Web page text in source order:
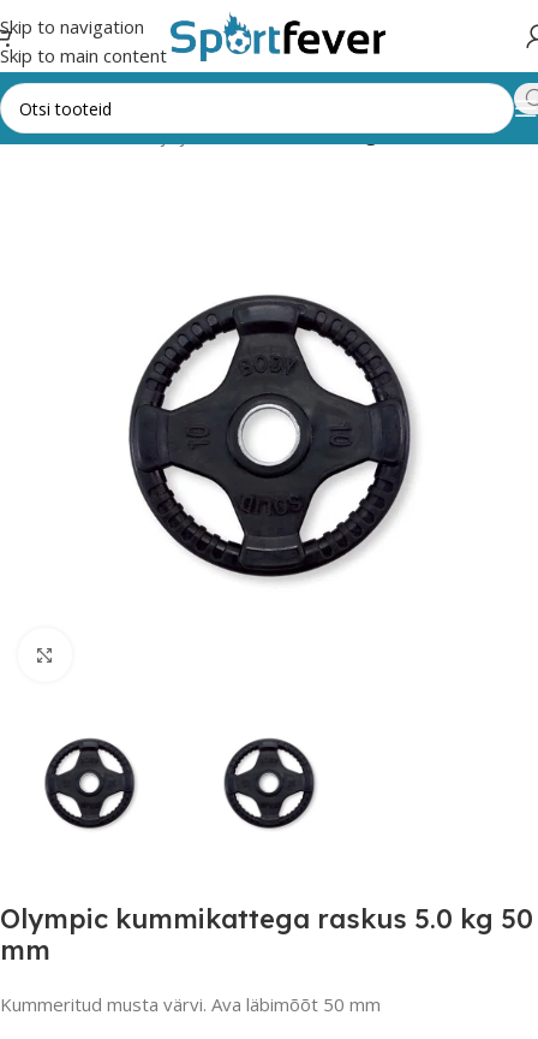
Skip to navigation
Skip to main content
ja jõusaal Raskused Kangiraskused 50 mm
Olympic kummikattega raskus 5.0 kg 50
mm
Kummeritud musta värvi. Ava läbimõõt 50 mm